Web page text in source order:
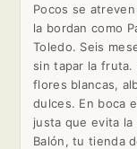
Pocos se
la bordan como
Toledo. Seis
sin tapar la fruta.
flores blancas,
dulces. En boca
justa que evita la
Balón, tu tienda